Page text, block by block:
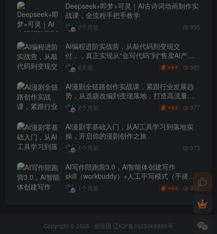
Deepseek+即梦+可灵｜AI古诗词动画制作实
战课，全流程手把手教学
2个月前 995
AI编程进阶实战营，从敲代码到变现交
付，，真正实现从“会写代码”到“售卖AI产品
盈利”的跨越
6天前 ￥6.6 985
AI漫剧全链路创作实战课，紧跟行业发展趋
势，从选题改编到变现落地，打造高流量优
质作品2个月前 ￥6.6 977
AI漫剧零基础入门，从AI工具学习到落地实
操，开启你的漫剧创作之旅
1个月前 973
AI写作陪跑营3.0，Ai智能体创建写作
skill（workbuddy）+人工手写模式（手搓模
式），去除AI痕迹（头条号、公众号、百家
号）
1个月前 ￥6.6 968
Copyright © 2025 · 创业团 辽ICP备2025066689号